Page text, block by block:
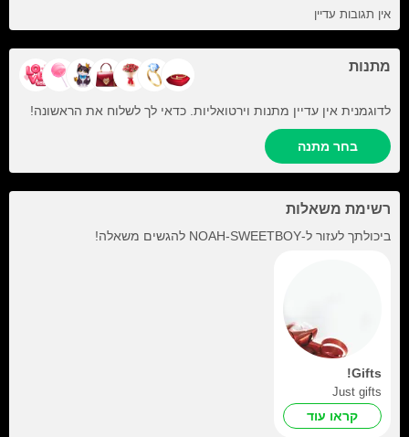
אין תגובות עדיין
מתנות
לדוגמנית אין עדיין מתנות וירטואליות. כדאי לך לשלוח את הראשונה!
בחר מתנה
רשימת משאלות
ביכולתך לעזור ל-NOAH-SWEETBOY להגשים משאלה!
Gifts!
Just gifts
קראו עוד